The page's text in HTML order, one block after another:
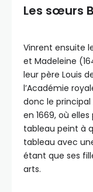
Les sœurs
Vinrent ensuite
et Madeleine
leur père Louis
l’Académie
donc le
en 1669, où
tableau peint à
tableau avec
étant que ses
arts.